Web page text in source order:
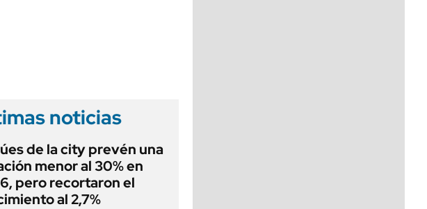
noticias
de la city prevén una
menor al 30% en
pero recortaron el
al 2,7%